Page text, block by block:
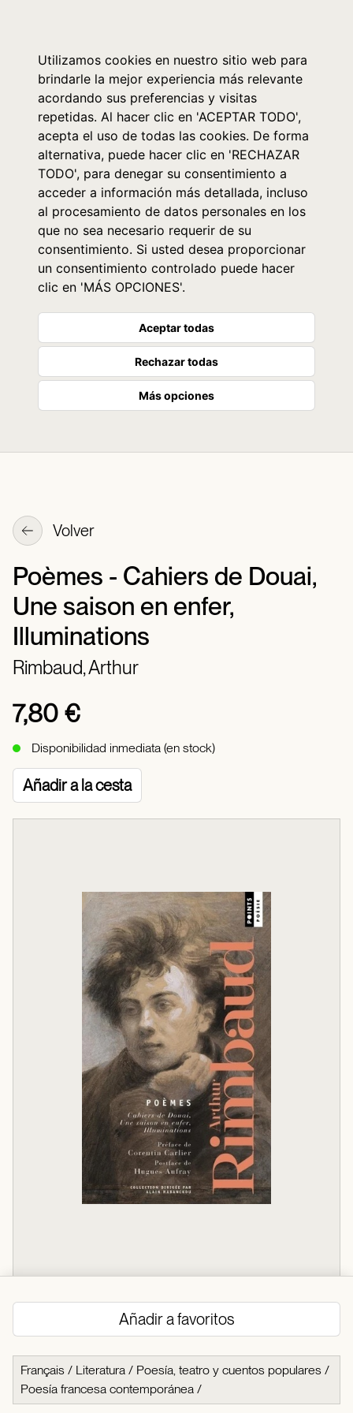
Utilizamos cookies en nuestro sitio web para
brindarle la mejor experiencia más relevante
acordando sus preferencias y visitas
repetidas. Al hacer clic en 'ACEPTAR TODO',
acepta el uso de todas las cookies. De forma
alternativa, puede hacer clic en 'RECHAZAR
TODO', para denegar su consentimiento a
acceder a información más detallada, incluso
al procesamiento de datos personales en los
que no sea necesario requerir de su
consentimiento. Si usted desea proporcionar
un consentimiento controlado puede hacer
clic en 'MÁS OPCIONES'.
Aceptar todas
Rechazar todas
Más opciones
Volver
Poèmes - Cahiers de Douai,
Une saison en enfer,
Illuminations
Rimbaud, Arthur
7,80 €
Disponibilidad inmediata (en stock)
Añadir a la cesta
Añadir a favoritos
Français / Literatura / Poesía, teatro y cuentos populares /
Poesía francesa contemporánea /